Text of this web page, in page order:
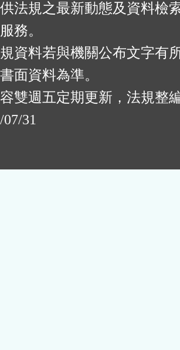
法規之最新動態及資料檢
務。
資料若與機關公布文字有
面資料為準。
雙週五定期更新，法規整
07/31